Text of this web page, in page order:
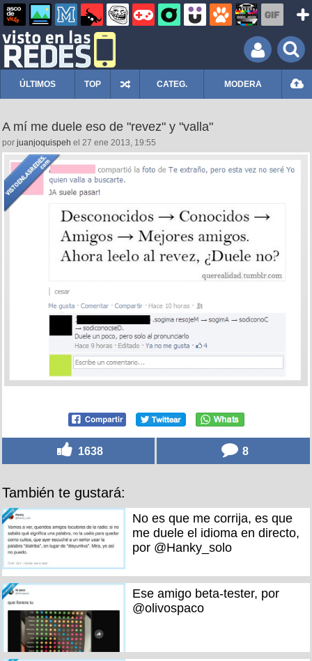
ÚLTIMOS TOP CATEG. MODERA
A mí me duele eso de "revez" y "valla"
por juanjoquispeh el 27 ene 2013, 19:55
1638 8
También te gustará:
No es que me corrija, es que
me duele el idioma en directo,
por @Hanky_solo
Ese amigo beta-tester, por
@olivospaco